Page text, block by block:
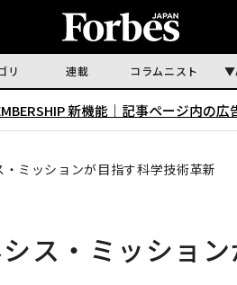
リ 連載 コラムニスト
新機能｜ 記事ページ内の広
ミッションが目指す科学技術革新
ス・ミッション